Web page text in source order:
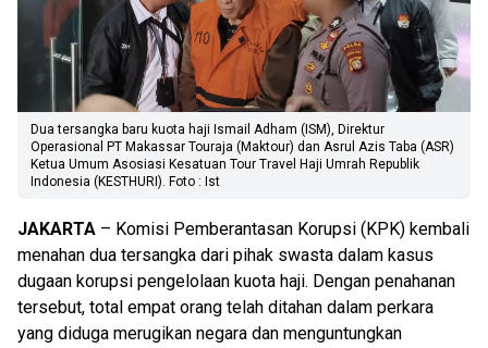
Dua tersangka baru kuota haji Ismail Adham (ISM), Direktur
Operasional PT Makassar Touraja (Maktour) dan Asrul Azis Taba (ASR)
Ketua Umum Asosiasi Kesatuan Tour Travel Haji Umrah Republik
Indonesia (KESTHURI). Foto : Ist
JAKARTA – Komisi Pemberantasan Korupsi (KPK) kembali
menahan dua tersangka dari pihak swasta dalam kasus
dugaan korupsi pengelolaan kuota haji. Dengan penahanan
tersebut, total empat orang telah ditahan dalam perkara
yang diduga merugikan negara dan menguntungkan